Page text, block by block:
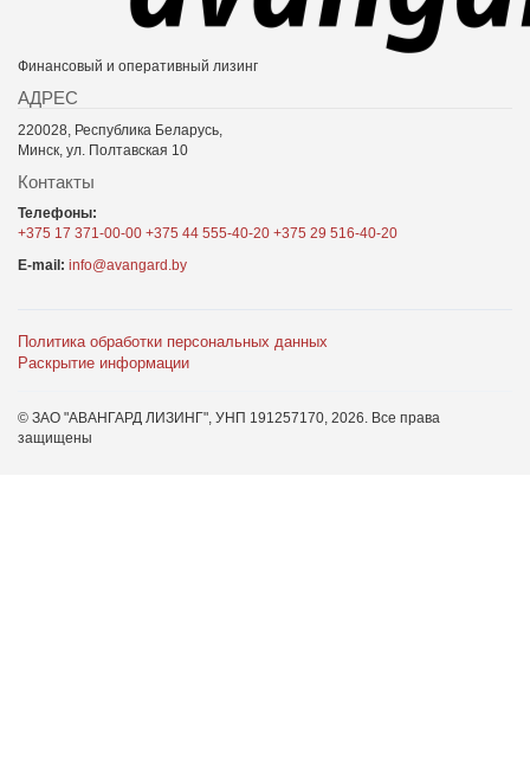
Финансовый и оперативный лизинг
АДРЕС
220028, Республика Беларусь,
Минск, ул. Полтавская 10
Контакты
Телефоны:
+375 17 371-00-00 +375 44 555-40-20 +375 29 516-40-20
E-mail: info@avangard.by
Политика обработки персональных данных
Раскрытие информации
© ЗАО "АВАНГАРД ЛИЗИНГ", УНП 191257170, 2026. Все права
защищены